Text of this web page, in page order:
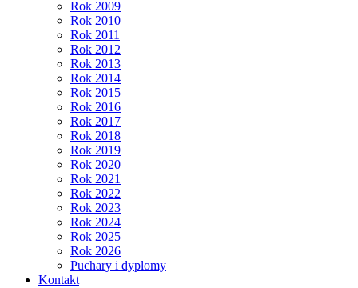
Rok 2009
Rok 2010
Rok 2011
Rok 2012
Rok 2013
Rok 2014
Rok 2015
Rok 2016
Rok 2017
Rok 2018
Rok 2019
Rok 2020
Rok 2021
Rok 2022
Rok 2023
Rok 2024
Rok 2025
Rok 2026
Puchary i dyplomy
Kontakt